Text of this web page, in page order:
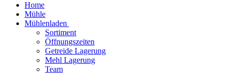
Home
Mühle
Mühlenladen
Sortiment
Öffnungszeiten
Getreide Lagerung
Mehl Lagerung
Team